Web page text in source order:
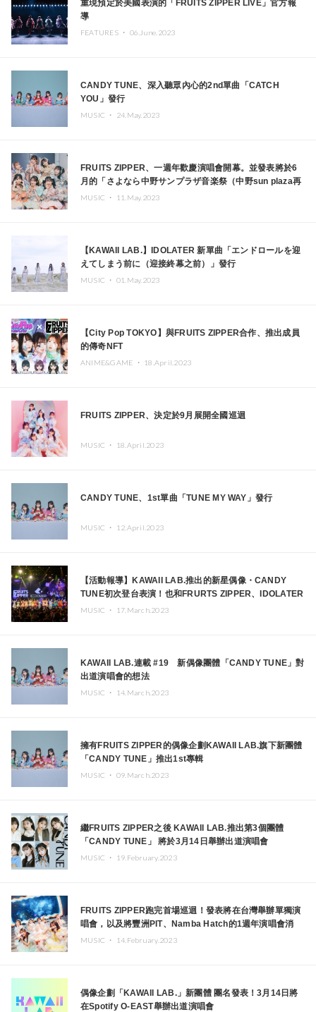
重現預定於美國表演的「FRUITS ZIPPER LIVE」官方報
導
FEATURES ・ 06.June.2023
CANDY TUNE、深入聽眾內心的2nd單曲「CATCH
YOU」發行
MUSIC ・ 24.May.2023
FRUITS ZIPPER、一週年歡慶演唱會開幕。並發表將於6
月的「さよなら中野サンプラザ音楽祭（中野sun plaza再
見音樂祭）」演出
MUSIC ・ 11.May.2023
【KAWAII LAB.】IDOLATER 新單曲「エンドロールを迎
えてしまう前に（迎接終幕之前）」發行
MUSIC ・ 01.May.2023
【City Pop TOKYO】與FRUITS ZIPPER合作、推出成員
的傳奇NFT
ANIME&GAME ・ 18.April.2023
FRUITS ZIPPER、決定於9月展開全國巡迴
MUSIC ・ 18.April.2023
CANDY TUNE、1st單曲「TUNE MY WAY」發行
MUSIC ・ 12.April.2023
【活動報導】KAWAII LAB.推出的新星偶像・CANDY
TUNE初次登台表演！也和FRURTS ZIPPER、IDOLATER
拍攝了TikTok撮影
MUSIC ・ 17.March.2023
KAWAII LAB.連載 #19 新偶像團體「CANDY TUNE」對
出道演唱會的想法
MUSIC ・ 14.March.2023
擁有FRUITS ZIPPER的偶像企劃KAWAII LAB.旗下新團體
「CANDY TUNE」推出1st專輯
MUSIC ・ 09.March.2023
繼FRUITS ZIPPER之後 KAWAII LAB.推出第3個團體
「CANDY TUNE」 將於3月14日舉辦出道演唱會
MUSIC ・ 19.February.2023
FRUITS ZIPPER跑完首場巡迴！發表將在台灣舉辦單獨演
唱會，以及將豐洲PIT、Namba Hatch的1週年演唱會消
息！
MUSIC ・ 14.February.2023
偶像企劃「KAWAII LAB.」新團體 團名發表！3月14日將
在Spotify O-EAST舉辦出道演唱會